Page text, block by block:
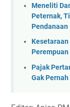
Meneliti
Peternak,
Pendanaan
Perempuan
Pajak
Gak